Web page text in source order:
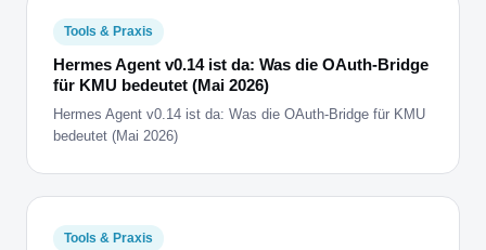
Tools & Praxis
Hermes Agent v0.14 ist da: Was die OAuth-Bridge
für KMU bedeutet (Mai 2026)
Hermes Agent v0.14 ist da: Was die OAuth-Bridge für KMU
bedeutet (Mai 2026)
Tools & Praxis